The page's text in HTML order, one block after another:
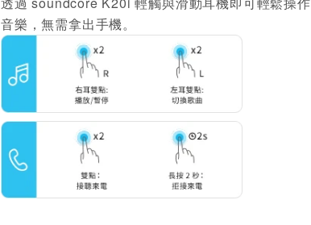
音樂，無需拿出手機。